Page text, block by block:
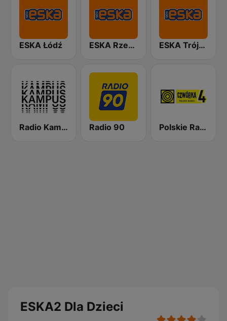
ESKA Łódź ESKA Rzeszów ESKA Trójmiasto
Radio Kampus 97.1 Radio 90 Polskie Radio Czwórka
ESKA2 Dla Dzieci